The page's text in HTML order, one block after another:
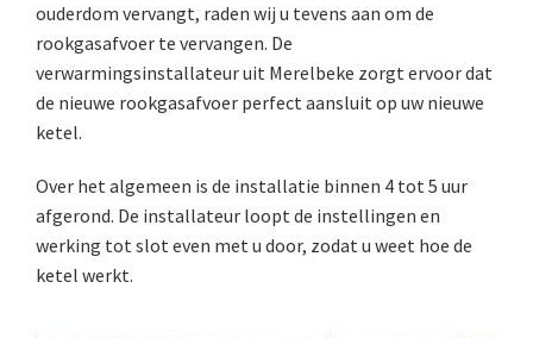
ouderdom vervangt, raden wij u tevens aan om de
rookgasafvoer te vervangen. De
verwarmingsinstallateur uit Merelbeke zorgt ervoor dat
de nieuwe rookgasafvoer perfect aansluit op uw nieuwe
ketel.
Over het algemeen is de installatie binnen 4 tot 5 uur
afgerond. De installateur loopt de instellingen en
werking tot slot even met u door, zodat u weet hoe de
ketel werkt.